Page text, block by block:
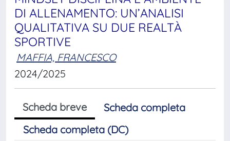
DI ALLENAMENTO: UN’ANALISI
QUALITATIVA SU DUE REALTÀ
SPORTIVE
MAFFIA, FRANCESCO
2024/2025
Scheda breve
Scheda completa
Scheda completa (DC)